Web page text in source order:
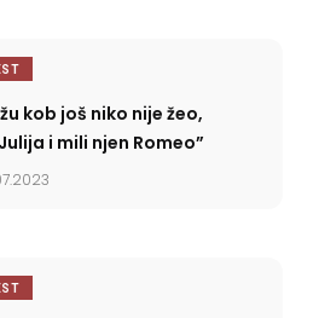
kob još niko nije žeo,
i mili njen Romeo”